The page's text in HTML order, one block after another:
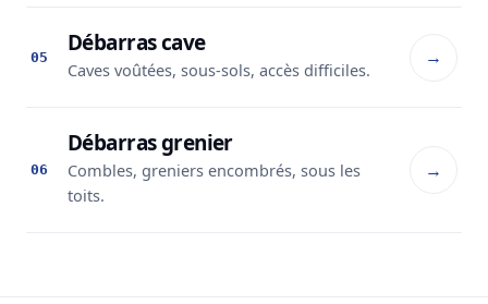
05 Débarras cave
Caves voûtées, sous-sols, accès difficiles.
→
06
Débarras grenier
Combles, greniers encombrés, sous les
toits.
→